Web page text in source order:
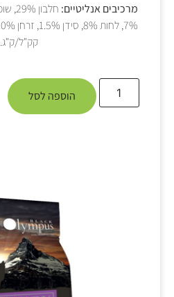
מרכיבים אנליטיים:
קק"ל/ק"ג.
הוספה לסל